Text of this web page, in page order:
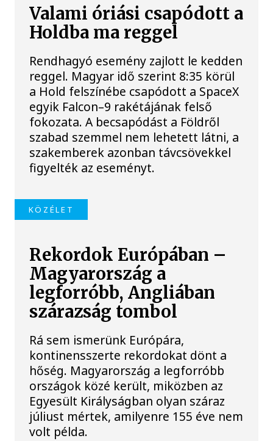
Valami óriási csapódott a
Holdba ma reggel
Rendhagyó esemény zajlott le kedden
reggel. Magyar idő szerint 8:35 körül
a Hold felszínébe csapódott a SpaceX
egyik Falcon–9 rakétájának felső
fokozata. A becsapódást a Földről
szabad szemmel nem lehetett látni, a
szakemberek azonban távcsövekkel
figyelték az eseményt.
KÖZÉLET
Rekordok Európában –
Magyarország a
legforróbb, Angliában
szárazság tombol
Rá sem ismerünk Európára,
kontinensszerte rekordokat dönt a
hőség. Magyarország a legforróbb
országok közé került, miközben az
Egyesült Királyságban olyan száraz
júliust mértek, amilyenre 155 éve nem
volt példa.